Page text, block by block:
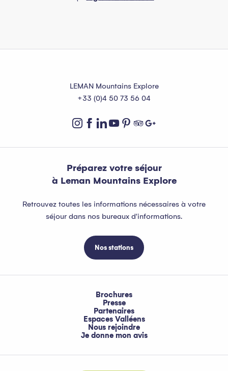
LEMAN Mountains Explore
+33 (0)4 50 73 56 04
Préparez votre séjour
à Leman Mountains Explore
Retrouvez toutes les informations nécessaires à votre
séjour dans nos bureaux d'informations.
Nos stations
Brochures
Presse
Partenaires
Espaces Valléens
Nous rejoindre
Je donne mon avis